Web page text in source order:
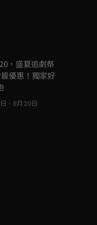
，盛夏追劇祭
優惠！獨家好
- 8月20日